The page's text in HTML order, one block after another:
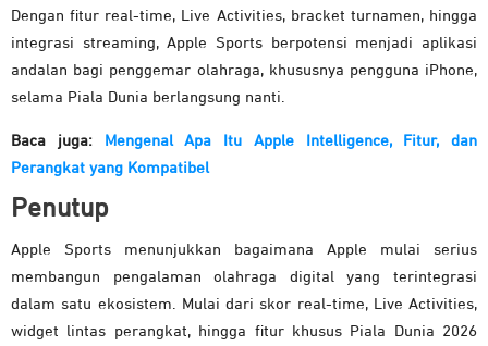
Dengan fitur real-time, Live Activities, bracket turnamen, hingga
integrasi streaming, Apple Sports berpotensi menjadi aplikasi
andalan bagi penggemar olahraga, khususnya pengguna iPhone,
selama Piala Dunia berlangsung nanti.
Baca juga: Mengenal Apa Itu Apple Intelligence, Fitur, dan
Perangkat yang Kompatibel
Penutup
Apple Sports menunjukkan bagaimana Apple mulai serius
membangun pengalaman olahraga digital yang terintegrasi
dalam satu ekosistem. Mulai dari skor real-time, Live Activities,
widget lintas perangkat, hingga fitur khusus Piala Dunia 2026